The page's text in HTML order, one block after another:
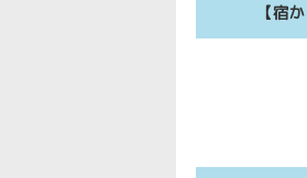
【宿